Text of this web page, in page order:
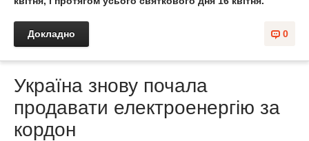
0
Докладно
Україна знову почала
продавати електроенергію за
кордон